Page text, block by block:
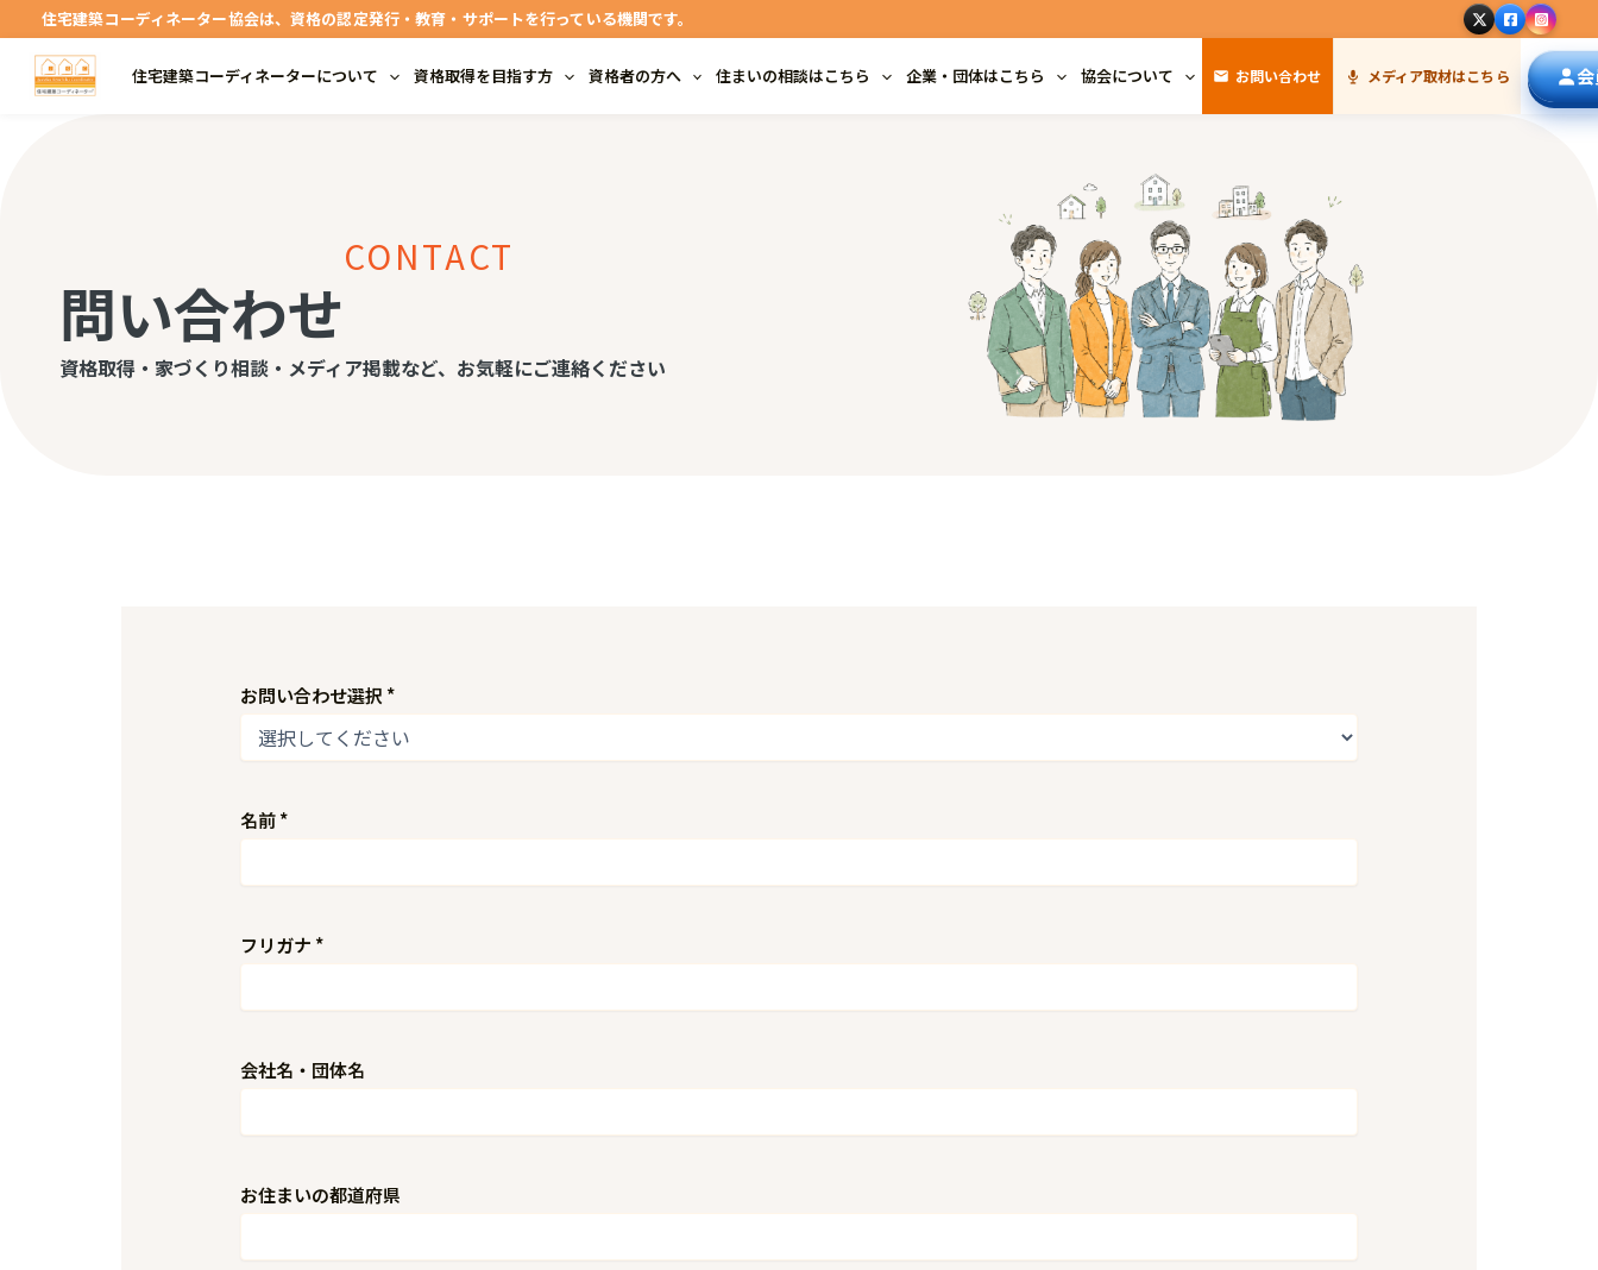
住宅建築コーディネーター協会は、資格の認定発行・教育・サポートを行っている機関です。
住宅建築コーディネーターについて 資格取得を目指す方 資格者の方へ 住まいの相談はこちら 企業・団体はこちら 協会について メディア取材はこちら
お問い合わせ
CONTACT
問い合わせ
資格取得・家づくり相談・メディア掲載など、お気軽にご連絡ください
お問い合わせ選択 *
名前*
フリガナ *
会社名・団体名
お住まいの都道府県